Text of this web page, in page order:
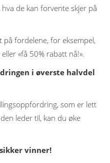
de kan forvente skjer på
på fordelene, for eksempel,
«få 50% rabatt nå!».
i øverste halvdel
som er lett
leder til, kan du øke
vinner!